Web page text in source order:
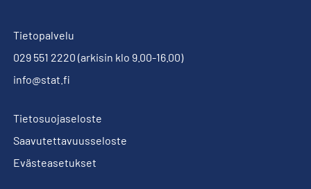
Tietopalvelu
029 551 2220 (arkisin klo 9.00-16.00)
info@stat.fi
Tietosuojaseloste
Saavutettavuusseloste
Evästeasetukset